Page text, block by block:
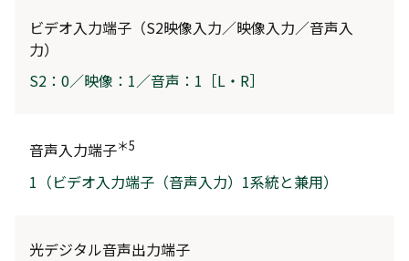
ビデオ入力端子（S2映像入力／映像入力／音声入
力）
S2：0／映像：1／音声：1［L・R］
音声入力端子＊5
1（ビデオ入力端子（音声入力）1系統と兼用）
光デジタル音声出力端子